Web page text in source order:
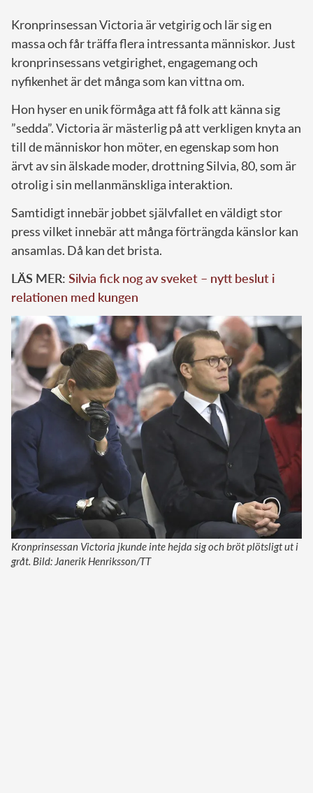
Kronprinsessan Victoria är vetgirig och lär sig en
massa och får träffa flera intressanta människor. Just
kronprinsessans vetgirighet, engagemang och
nyfikenhet är det många som kan vittna om.
Hon hyser en unik förmåga att få folk att känna sig
”sedda”. Victoria är mästerlig på att verkligen knyta an
till de människor hon möter, en egenskap som hon
ärvt av sin älskade moder, drottning Silvia, 80, som är
otrolig i sin mellanmänskliga interaktion.
Samtidigt innebär jobbet självfallet en väldigt stor
press vilket innebär att många förträngda känslor kan
ansamlas. Då kan det brista.
LÄS MER: Silvia fick nog av sveket – nytt beslut i
relationen med kungen
Kronprinsessan Victoria jkunde inte hejda sig och bröt plötsligt ut i
gråt. Bild: Janerik Henriksson/TT